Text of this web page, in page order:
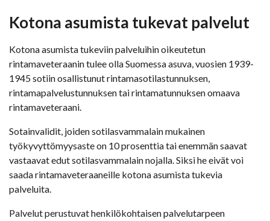
Kotona asumista tukevat palvelut
Kotona asumista tukeviin palveluihin oikeutetun
rintamaveteraanin tulee olla Suomessa asuva, vuosien 1939-
1945 sotiin osallistunut rintamasotilastunnuksen,
rintamapalvelustunnuksen tai rintamatunnuksen omaava
rintamaveteraani.
Sotainvalidit, joiden sotilasvammalain mukainen
työkyvyttömyysaste on 10 prosenttia tai enemmän saavat
vastaavat edut sotilasvammalain nojalla. Siksi he eivät voi
saada rintamaveteraaneille kotona asumista tukevia
palveluita.
Palvelut perustuvat henkilökohtaisen palvelutarpeen